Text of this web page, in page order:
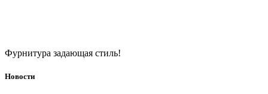
Фурнитура задающая стиль!
Новости